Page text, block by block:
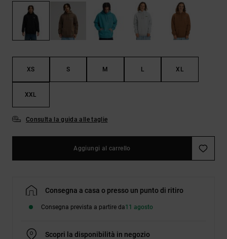
Borse e
zaini
risposte
alle
domande
più
contatto.
XS S M L XL
XXL
Consulta la guida alle taglie
Aggiungi al carrello
Consegna a casa o presso un punto di ritiro
Consegna prevista a partire da11 agosto
Scopri la disponibilità in negozio